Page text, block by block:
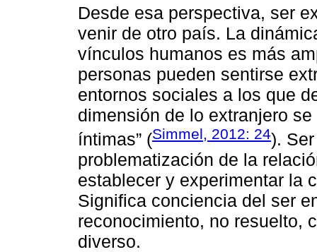
Desde esa perspectiva, ser
venir de otro país. La
vínculos humanos es más
personas pueden sentirse
entornos sociales a los que
dimensión de lo extranjero
íntimas” (Simmel, 2012: 24).
problematización de la
establecer y experimentar la
Significa conciencia del ser
reconocimiento, no resuelto,
diverso.